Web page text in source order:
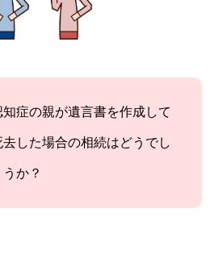
知症の親が遺言書を作成して
去した場合の相続はどうでし
うか？